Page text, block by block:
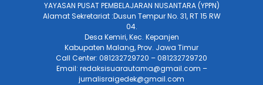
YAYASAN PUSAT PEMBELAJARAN NUSANTARA (YPPN)
Alamat Sekretariat :Dusun Tempur No. 31, RT 15 RW
04.
Desa Kemiri, Kec. Kepanjen
Kabupaten Malang, Prov. Jawa Timur
Call Center: 081232729720 – 081232729720
Email: redaksisuarautama@gmail.com –
jurnalisraigedek@gmail.com